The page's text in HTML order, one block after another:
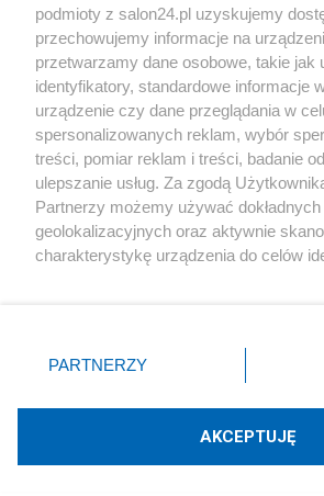
Społeczeństwo
Kultura
X Facebook
Technologię dostarcza:
podmioty z salon24.pl uzyskujemy
przechowujemy informacje na
przetwarzamy dane osobowe, takie jak
identyfikatory, standardowe informacje
urządzenie czy dane przeglądania w
spersonalizowanych reklam, wybór
treści, pomiar reklam i treści, badanie
ulepszanie usług. Za zgodą
Partnerzy możemy używać
geolokalizacyjnych oraz aktywnie
charakterystykę urządzenia do celów
zmienić/wycofać klikając przycisk
znajdujący się w lewym dolnym rogu
rodzaje przetwarzania danych nie
użytkownika, ale masz prawo
PARTNERZY
AKCEPTUJĘ